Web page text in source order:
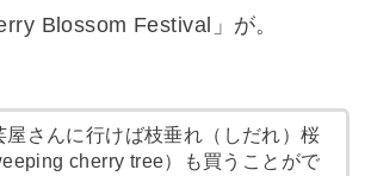
Blossom Festival」が。
屋さんに行けば枝垂れ（しだれ）桜
cherry tree）も買うことがで